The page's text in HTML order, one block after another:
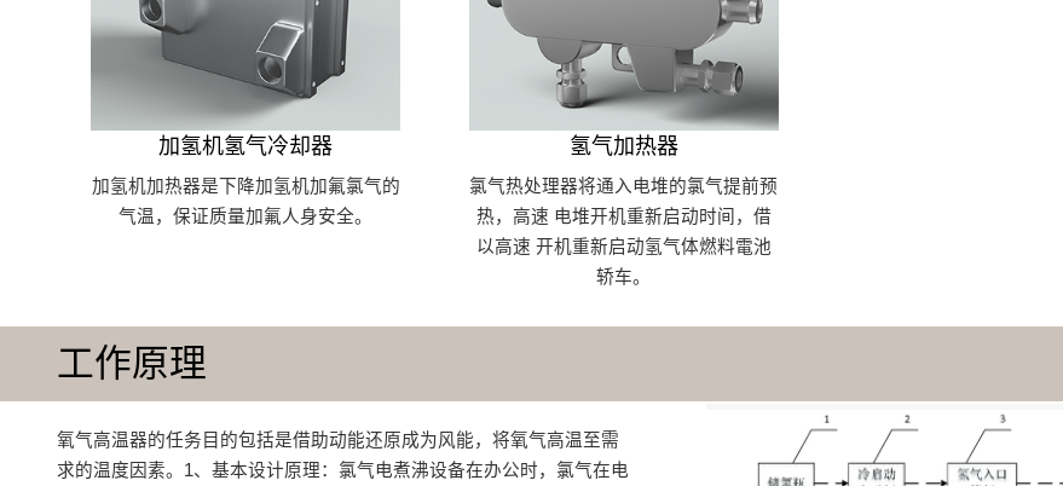
加氢机氢气冷却器
加氢机加热器是下降加氢机加氟氯气的
气温，保证质量加氟人身安全。
氢气加热器
氯气热处理器将通入电堆的氯气提前预
热，高速 电堆开机重新启动时间，借
以高速 开机重新启动氢气体燃料電池
轿车。
工作原理
氧气高温器的任务目的包括是‌借助动能还原成为风能，将氧气高温至需
求的温度因素‌。1、基本设计原理：氯气电煮沸设备在办公时，氯气在电